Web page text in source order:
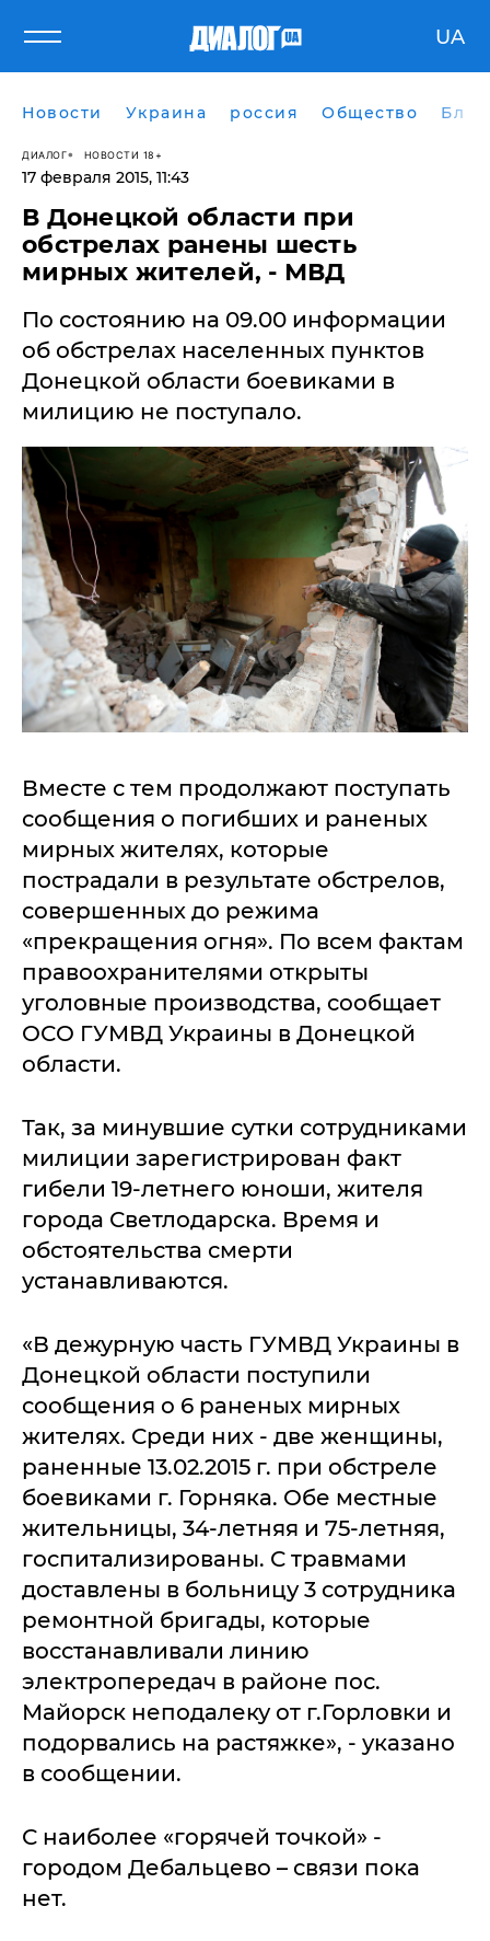
UA
Новости Украина россия Общество
ДИАЛОГ НОВОСТИ 18+
17 февраля 2015, 11:43
​В Донецкой области при
обстрелах ранены шесть
мирных жителей, - МВД
По состоянию на 09.00 информации
об обстрелах населенных пунктов
Донецкой области боевиками в
милицию не поступало.
Вместе с тем продолжают поступать
сообщения о погибших и раненых
мирных жителях, которые
пострадали в результате обстрелов,
совершенных до режима
«прекращения огня». По всем фактам
правоохранителями открыты
уголовные производства, сообщает
ОСО ГУМВД Украины в Донецкой
области.
Так, за минувшие сутки сотрудниками
милиции зарегистрирован факт
гибели 19-летнего юноши, жителя
города Светлодарска. Время и
обстоятельства смерти
устанавливаются.
«В дежурную часть ГУМВД Украины в
Донецкой области поступили
сообщения о 6 раненых мирных
жителях. Среди них - две женщины,
раненные 13.02.2015 г. при обстреле
боевиками г. Горняка. Обе местные
жительницы, 34-летняя и 75-летняя,
госпитализированы. С травмами
доставлены в больницу 3 сотрудника
ремонтной бригады, которые
восстанавливали линию
электропередач в районе пос.
Майорск неподалеку от г.Горловки и
подорвались на растяжке», - указано
в сообщении.
С наиболее «горячей точкой» -
городом Дебальцево – связи пока
нет.